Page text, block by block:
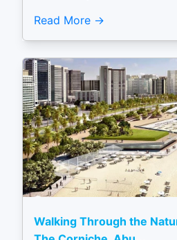
Read More
Walking Through the